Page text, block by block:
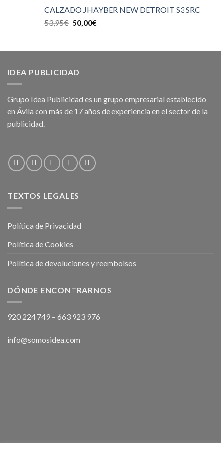
CALZADO JHAYBER NEW DETROIT S3 SRC
53,95€ 50,00€
IDEA PUBLICIDAD
Grupo Idea Publicidad es un grupo empresarial establecido
en Ávila con más de 17 años de experiencia en el sector de la
publicidad.
TEXTOS LEGALES
Política de Privacidad
Política de Cookies
Política de devoluciones y reembolsos
DÓNDE ENCONTRARNOS
920 224 749 – 663 923 976
info@somosidea.com